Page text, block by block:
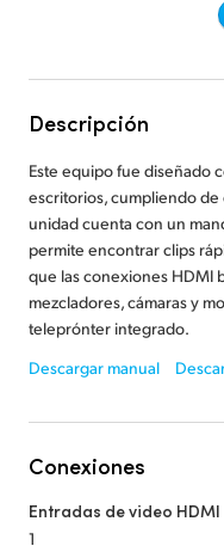
Descripción
Este equipo fue diseñado
escritorios, cumpliendo de
unidad cuenta con un
permite encontrar clips
que las conexiones HDMI
mezcladores, cámaras y
teleprónter integrado.
Descargar manual
Conexiones
Entradas de video HDMI
1